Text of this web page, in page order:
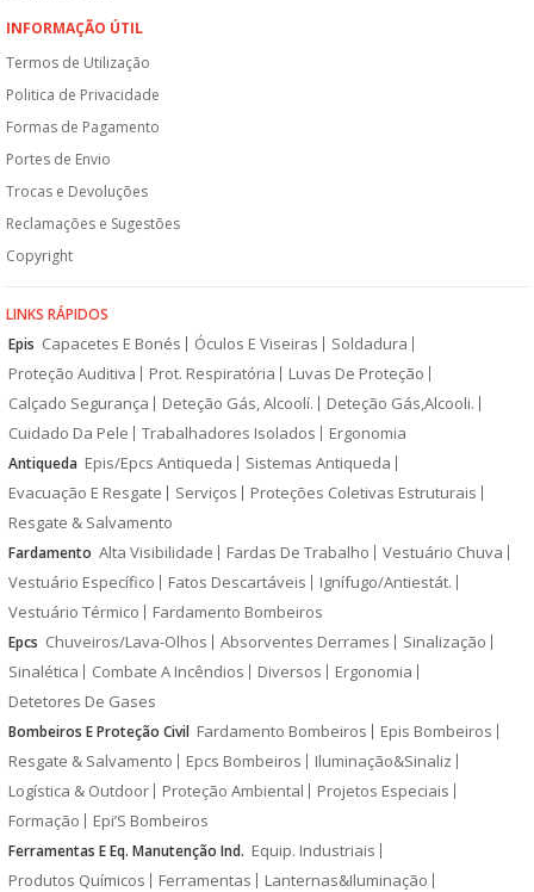
INFORMAÇÃO ÚTIL
Termos de Utilização
Politica de Privacidade
Formas de Pagamento
Portes de Envio
Trocas e Devoluções
Reclamações e Sugestões
Copyright
LINKS RÁPIDOS
Epis Capacetes E Bonés Óculos E Viseiras
Soldadura
Proteção Auditiva
Prot. Respiratória
Luvas De Proteção
Calçado Segurança
Deteção Gás, Alcoolí.
Deteção Gás,Alcooli.
Cuidado Da Pele
Trabalhadores Isolados Ergonomia
Antiqueda Epis/Epcs Antiqueda
Sistemas Antiqueda
Evacuação E Resgate
Serviços
Proteções Coletivas Estruturais
Resgate & Salvamento
Fardamento Alta Visibilidade Fardas De Trabalho
Vestuário Chuva
Vestuário Específico
Fatos Descartáveis
Ignífugo/Antiestát.
Vestuário Térmico
Fardamento Bombeiros
Epcs Chuveiros/Lava-Olhos Absorventes Derrames
Sinalização
Sinalética
Combate A Incêndios Diversos
Ergonomia
Detetores De Gases
Bombeiros E Proteção Civil Fardamento Bombeiros
Epis Bombeiros
Resgate & Salvamento
Epcs Bombeiros
Iluminação&Sinaliz
Logística & Outdoor
Proteção Ambiental
Projetos Especiais
Formação
Epi’S Bombeiros
Ferramentas E Eq. Manutenção Ind. Equip. Industriais
Produtos Químicos
Ferramentas
Lanternas&Iluminação